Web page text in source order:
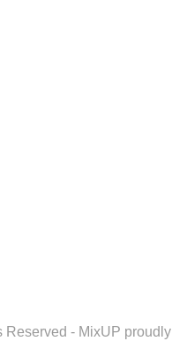
- MixUP proudly